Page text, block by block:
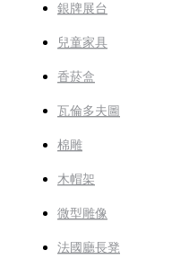
銀牌展台
兒童家具
香菸盒
瓦倫多夫圖
棉雕
木帽架
微型雕像
法國廳長凳